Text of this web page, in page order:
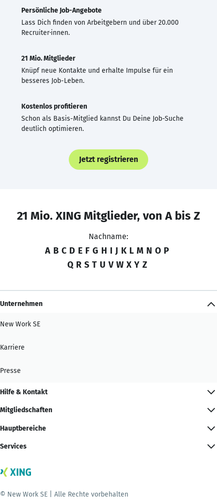
Persönliche Job-Angebote
Lass Dich finden von Arbeitgebern und über 20.000
Recruiter·innen.
21 Mio. Mitglieder
Knüpf neue Kontakte und erhalte Impulse für ein
besseres Job-Leben.
Kostenlos profitieren
Schon als Basis-Mitglied kannst Du Deine Job-Suche
deutlich optimieren.
Jetzt registrieren
21 Mio. XING Mitglieder, von A bis Z
Nachname:
A B C D E F G H I J K L M N O P
Q R S T U V W X Y Z
Unternehmen
New Work SE
Karriere
Presse
Hilfe & Kontakt
Mitgliedschaften
Hauptbereiche
Services
© New Work SE | Alle Rechte vorbehalten